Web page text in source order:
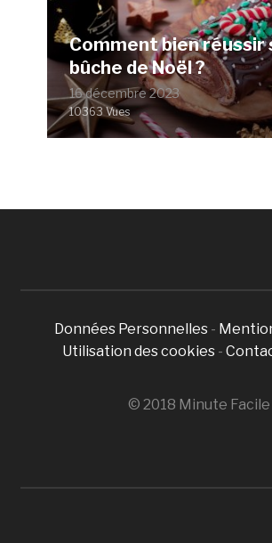
Comment bien réussir
bûche de Noël ?
16 décembre 2023
10363 Vues
Données Personnelles -
Utilisation des cookies -
© 2018 Minute Facile